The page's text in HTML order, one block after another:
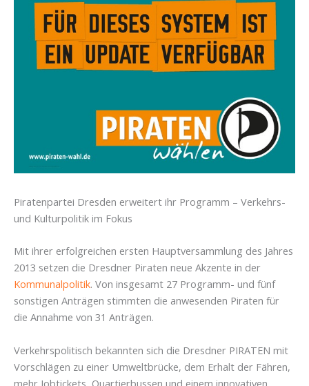
Piratenpartei Dresden erweitert ihr Programm – Verkehrs-
und Kulturpolitik im Fokus
Mit ihrer erfolgreichen ersten Hauptversammlung des Jahres
2013 setzen die Dresdner Piraten neue Akzente in der
Kommunalpolitik. Von insgesamt 27 Programm- und fünf
sonstigen Anträgen stimmten die anwesenden Piraten für
die Annahme von 31 Anträgen.
Verkehrspolitisch bekannten sich die Dresdner PIRATEN mit
Vorschlägen zu einer Umweltbrücke, dem Erhalt der Fähren,
mehr Jobtickets, Quartierbussen und einem innovativen